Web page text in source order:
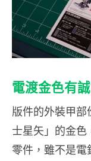
電渡金色有
版件的外裝甲部
士星矢」的金
零件，雖不是